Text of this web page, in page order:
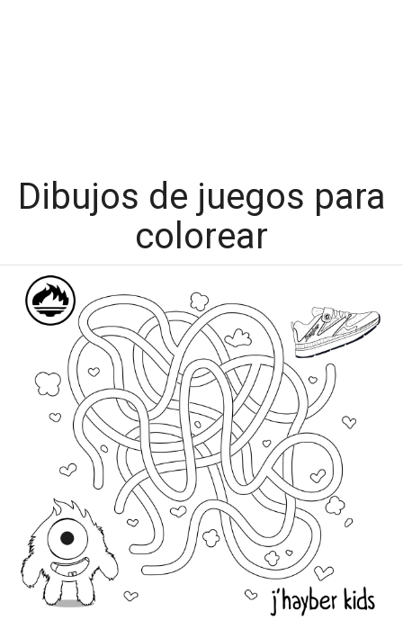
Dibujos de juegos para
colorear